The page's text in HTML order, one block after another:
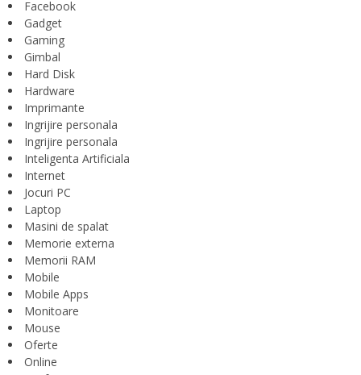
Facebook
Gadget
Gaming
Gimbal
Hard Disk
Hardware
Imprimante
Ingrijire personala
Ingrijire personala
Inteligenta Artificiala
Internet
Jocuri PC
Laptop
Masini de spalat
Memorie externa
Memorii RAM
Mobile
Mobile Apps
Monitoare
Mouse
Oferte
Online